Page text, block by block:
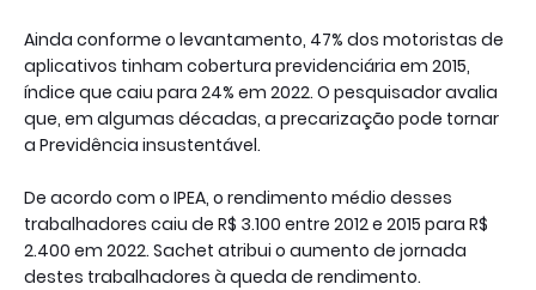
Ainda conforme o levantamento, 47% dos motoristas de
aplicativos tinham cobertura previdenciária em 2015,
índice que caiu para 24% em 2022. O pesquisador avalia
que, em algumas décadas, a precarização pode tornar
a Previdência insustentável.
De acordo com o IPEA, o rendimento médio desses
trabalhadores caiu de R$ 3.100 entre 2012 e 2015 para R$
2.400 em 2022. Sachet atribui o aumento de jornada
destes trabalhadores à queda de rendimento.